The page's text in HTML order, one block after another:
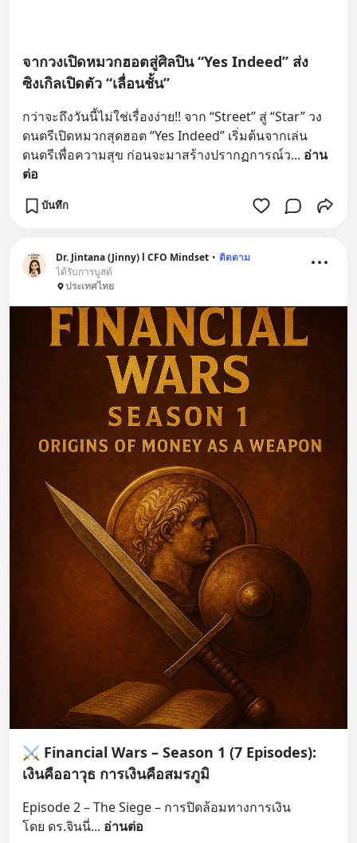
จากวงเปิดหมวกฮอตสู่ศิลปิน “Yes Indeed” ส่ง
ซิงเกิลเปิดตัว “เลื่อนชั้น”
กว่าจะถึงวันนี้ไม่ใช่เรื่องง่าย!! จาก “Street” สู่ “Star” วง
ดนตรีเปิดหมวกสุดฮอต “Yes Indeed” เริ่มต้นจากเล่น
ดนตรีเพื่อความสุข ก่อนจะมาสร้างปรากฏการณ์ว... อ่าน
ต่อ
บันทึก
Dr. Jintana (Jinny) l CFO Mindset • ติดตาม
ได้รับการบูสต์
ประเทศไทย
⚔️ Financial Wars – Season 1 (7 Episodes):
เงินคืออาวุธ การเงินคือสมรภูมิ
Episode 2 – The Siege – การปิดล้อมทางการเงิน
โดย ดร.จินนี่... อ่านต่อ